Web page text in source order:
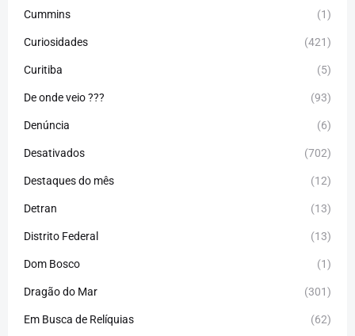
Cummins (1)
Curiosidades (421)
Curitiba (5)
De onde veio ??? (93)
Denúncia (6)
Desativados (702)
Destaques do mês (12)
Detran (13)
Distrito Federal (13)
Dom Bosco (1)
Dragão do Mar (301)
Em Busca de Relíquias (62)